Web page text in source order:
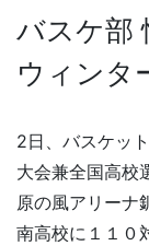
バスケ部
ウィンタ
2日、バスケッ
大会兼全国高校
原の風アリーナ
南高校に１１０